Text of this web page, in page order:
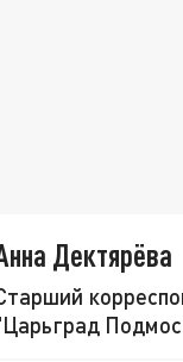
Дектярёва